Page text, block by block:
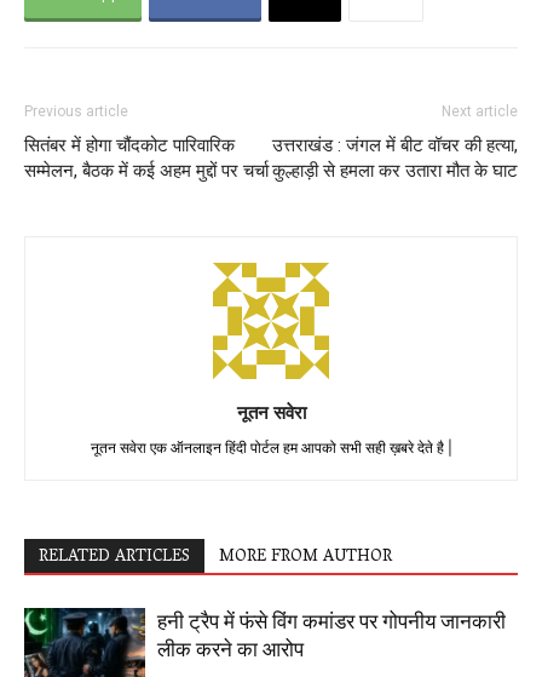
Previous article
सितंबर में होगा चौंदकोट पारिवारिक
सम्मेलन, बैठक में कई अहम मुद्दों पर चर्चा
Next article
उत्तराखंड : जंगल में बीट वॉचर की हत्या,
कुल्हाड़ी से हमला कर उतारा मौत के घाट
नूतन सवेरा
नूतन सवेरा एक ऑनलाइन हिंदी पोर्टल हम आपको सभी सही ख़बरे देते है |
RELATED ARTICLES MORE FROM AUTHOR
हनी ट्रैप में फंसे विंग कमांडर पर गोपनीय जानकारी
लीक करने का आरोप